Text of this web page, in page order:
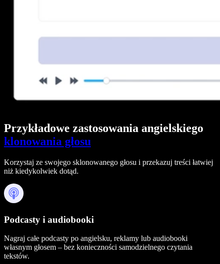
Przykładowe zastosowania angielskiego
klonowania głosu
Korzystaj ze swojego sklonowanego głosu i przekazuj treści łatwiej
niż kiedykolwiek dotąd.
Podcasty i audiobooki
Nagraj całe podcasty po angielsku, reklamy lub audiobooki
własnym głosem – bez konieczności samodzielnego czytania
tekstów.